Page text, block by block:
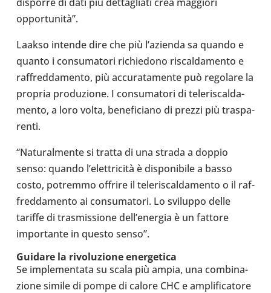
opportunità”.
Laakso intende dire che più l’a­zienda sa quando e
quanto i con­su­ma­tori richie­dono riscal­da­mento e
raf­fred­da­mento, più accu­ra­ta­mente può rego­lare la
propria pro­du­zione. I con­su­ma­tori di tele­ri­scal­da­
mento, a loro volta, bene­fi­ciano di prezzi più tra­spa­
renti.
“Natu­ral­mente si tratta di una strada a doppio
senso: quando l’elettricità è dispo­ni­bile a basso
costo, potremmo offrire il tele­ri­scal­da­mento o il raf­
fred­da­mento ai con­su­ma­tori. Lo svi­luppo delle
tariffe di tra­smis­sione del­l’e­ner­gia è un fattore
impor­tante in questo senso”.
Guidare la rivo­lu­zione ener­ge­tica
Se imple­men­tata su scala più ampia, una com­bi­na­
zione simile di pompe di calore CHC e ampli­fi­ca­tore